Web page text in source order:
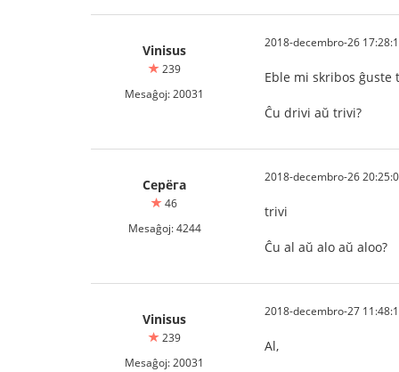
Vinisus
239
Mesaĝoj: 20031
2018-decembro-26
Eble mi skribos ĝuste
Ĉu drivi aŭ trivi?
Серёга
46
Mesaĝoj: 4244
2018-decembro-26
trivi
Ĉu al aŭ alo aŭ aloo?
Vinisus
239
Mesaĝoj: 20031
2018-decembro-27
Al,